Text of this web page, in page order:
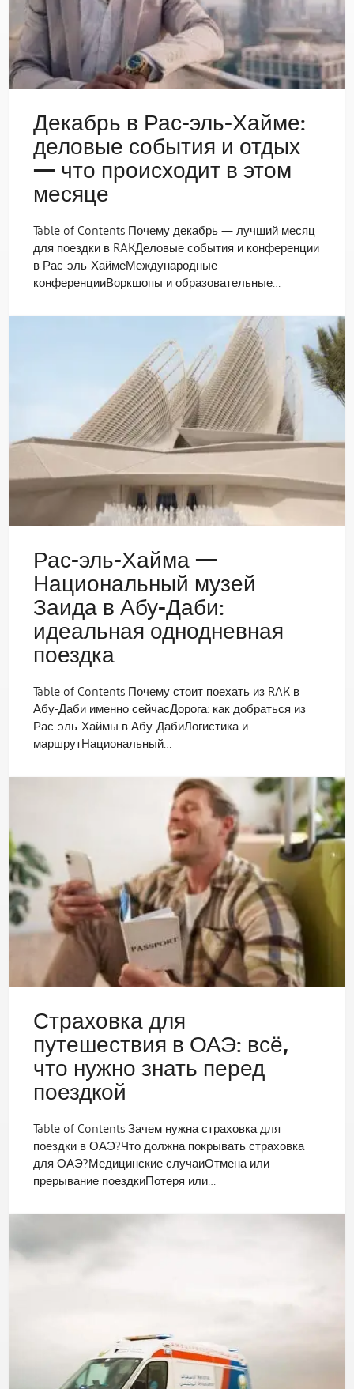
Декабрь в Рас-эль-Хайме:
деловые события и отдых
— что происходит в этом
месяце
Table of Contents Почему декабрь — лучший месяц
для поездки в RAKДеловые события и конференции
в Рас-эль-ХаймеМеждународные
конференцииВоркшопы и образовательные…
Рас-эль-Хайма —
Национальный музей
Заида в Абу-Даби:
идеальная однодневная
поездка
Table of Contents Почему стоит поехать из RAK в
Абу-Даби именно сейчасДорога: как добраться из
Рас-эль-Хаймы в Абу-ДабиЛогистика и
маршрутНациональный…
Страховка для
путешествия в ОАЭ: всё,
что нужно знать перед
поездкой
Table of Contents Зачем нужна страховка для
поездки в ОАЭ?Что должна покрывать страховка
для ОАЭ?Медицинские случаиОтмена или
прерывание поездкиПотеря или…